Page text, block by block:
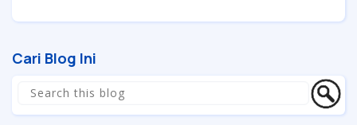
Cari Blog Ini